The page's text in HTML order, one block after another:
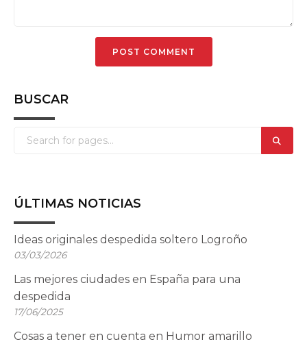
BUSCAR
ÚLTIMAS NOTICIAS
Ideas originales despedida soltero Logroño
03/03/2026
Las mejores ciudades en España para una
despedida
17/06/2025
Cosas a tener en cuenta en Humor amarillo